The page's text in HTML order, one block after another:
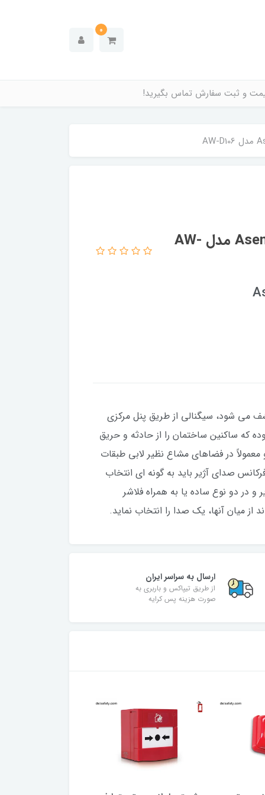
0
و ثبت سفارش تماس بگیرید!
آژیر فلاشر اعلام حریق آدرس پذیر Asenware مدل AW-
می شود، سیگنالی از طریق پنل مرکزی
که ساکنین ساختمان را از حادثه و حریق
معمولاً در فضاهای مشاع نظیر لابی طبقات
صدای آژیر باید به گونه ای انتخاب
در دو نوع ساده یا به همراه فلاشر
میان آنها، یک صدا را انتخاب نماید.
ارسال به سراسر ایران
از طریق تیپاکس و باربری به
صورت هزینه پس کرایه